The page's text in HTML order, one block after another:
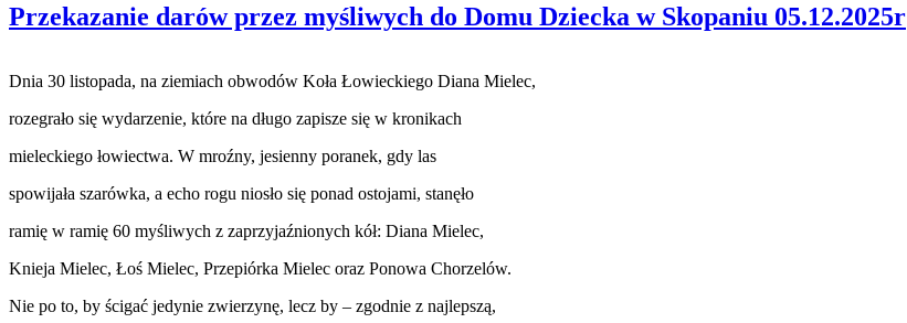
Przekazanie darów przez myśliwych do Domu Dziecka w Skopaniu 05.12.2025r
Dnia 30 listopada, na ziemiach obwodów Koła Łowieckiego Diana Mielec,
rozegrało się wydarzenie, które na długo zapisze się w kronikach
mieleckiego łowiectwa. W mroźny, jesienny poranek, gdy las
spowijała szarówka, a echo rogu niosło się ponad ostojami, stanęło
ramię w ramię 60 myśliwych z zaprzyjaźnionych kół: Diana Mielec,
Knieja Mielec, Łoś Mielec, Przepiórka Mielec oraz Ponowa Chorzelów.
Nie po to, by ścigać jedynie zwierzynę, lecz by – zgodnie z najlepszą,